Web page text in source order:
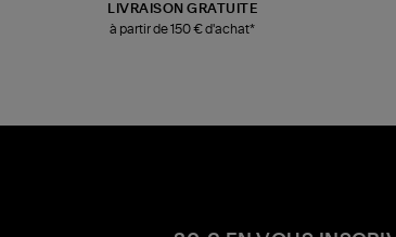
LIVRAISON GRATUITE
à partir de 150 € d'achat*